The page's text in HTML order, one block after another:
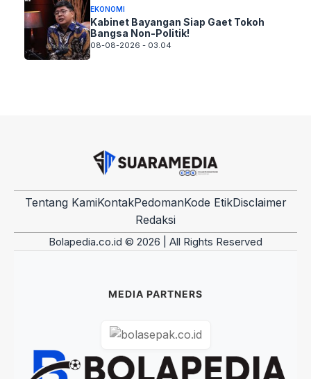
EKONOMI
Kabinet Bayangan Siap Gaet Tokoh
Bangsa Non-Politik!
08-08-2026 - 03.04
Tentang KamiKontakPedomanKode EtikDisclaimer
Redaksi
Bolapedia.co.id © 2026 | All Rights Reserved
MEDIA PARTNERS